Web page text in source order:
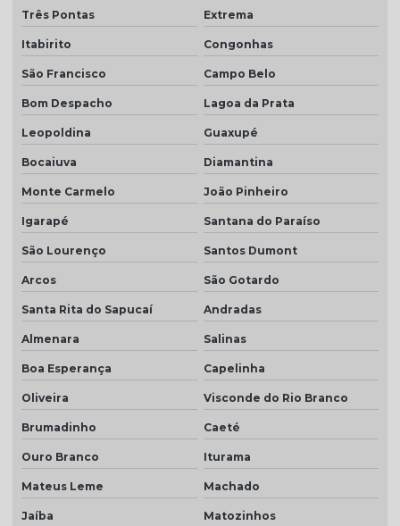
Telha portuguesa resinada preço
Telha resinada
Telha resinada branca
Telha resinada portuguesa
Telha resinada preço
Telha resinada romana
Telha romana branca natural
Telha romana natural
Telha romana preço m2
Telha romana resinada
Telha selote
Telha transparente americana
Três Pontas Extrema
Itabirito Congonhas
São Francisco Campo Belo
Bom Despacho Lagoa da Prata
Leopoldina Guaxupé
Bocaiuva Diamantina
Monte Carmelo João Pinheiro
Igarapé Santana do Paraíso
São Lourenço Santos Dumont
Arcos São Gotardo
Santa Rita do Sapucaí Andradas
Almenara Salinas
Boa Esperança Capelinha
Oliveira Visconde do Rio Branco
Brumadinho Caeté
Ouro Branco Iturama
Mateus Leme Machado
Jaíba Matozinhos